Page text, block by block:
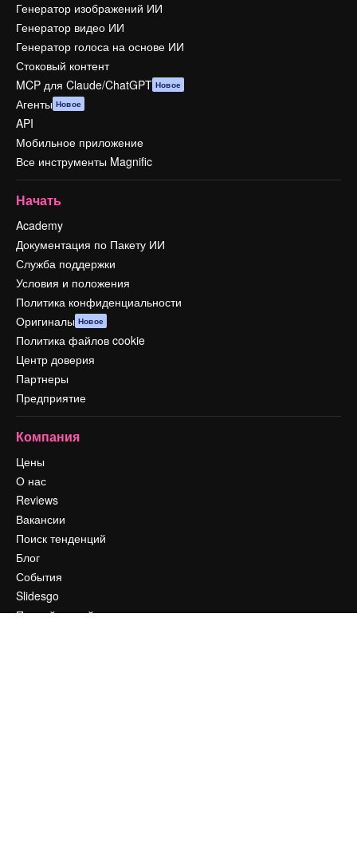
Генератор изображений ИИ
Генератор видео ИИ
Генератор голоса на основе ИИ
Стоковый контент
MCP для Claude/ChatGPT Новое
Агенты Новое
API
Мобильное приложение
Все инструменты Magnific
Начать
Academy
Документация по Пакету ИИ
Служба поддержки
Условия и положения
Политика конфиденциальности
Оригиналы Новое
Политика файлов cookie
Центр доверия
Партнеры
Предприятие
Компания
Цены
О нас
Reviews
Вакансии
Поиск тенденций
Блог
События
Slidesgo
Продайте свой контент